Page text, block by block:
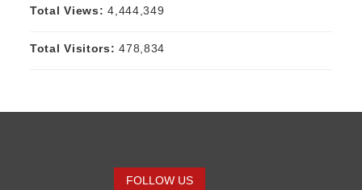
Total Views:4,444,349
Total Visitors:478,834
FOLLOW US